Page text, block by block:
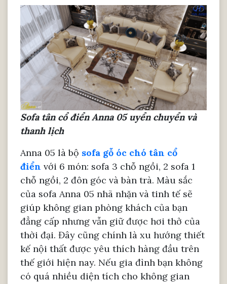
Sofa tân cổ điển Anna 05 uyển chuyển và
thanh lịch
Anna 05 là bộ sofa gỗ óc chó tân cổ
điển với 6 món: sofa 3 chỗ ngồi, 2 sofa 1
chỗ ngồi, 2 đôn góc và bàn trà. Màu sắc
của sofa Anna 05 nhã nhặn và tinh tế sẽ
giúp không gian phòng khách của bạn
đẳng cấp nhưng vẫn giữ được hơi thở của
thời đại. Đây cũng chính là xu hướng thiết
kế nội thất được yêu thích hàng đầu trên
thế giới hiện nay. Nếu gia đình bạn không
có quá nhiều diện tích cho không gian